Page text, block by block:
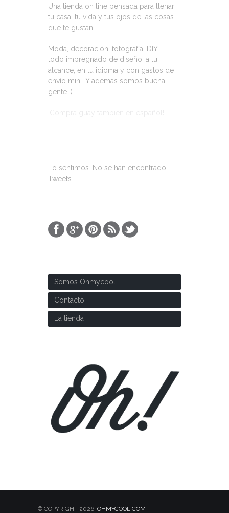
Una tienda on line pensada para llenar
tu casa, tu vida y tus ojos de las cosas
que te gustan.
Moda, decoración, fotografía, DIY, ...
todo impregnado de diseño, a tu
alcance, en tu idioma y con gastos de
envío mini. Y además somos buena
gente ;)
Lo sentimos. No se han encontrado
Tweets.
Somos Ohmycool
Contacto
La tienda
© COPYRIGHT 2026. OHMYCOOL.COM